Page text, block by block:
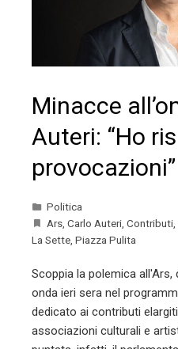
Minacce
Auteri: “Ho
provocazioni”
Politica
Ars Carlo Auteri Contributi
La Sette Piazza Pulita
Scoppia la polemica
onda ieri sera nel
dedicato ai contributi
associazioni culturali e